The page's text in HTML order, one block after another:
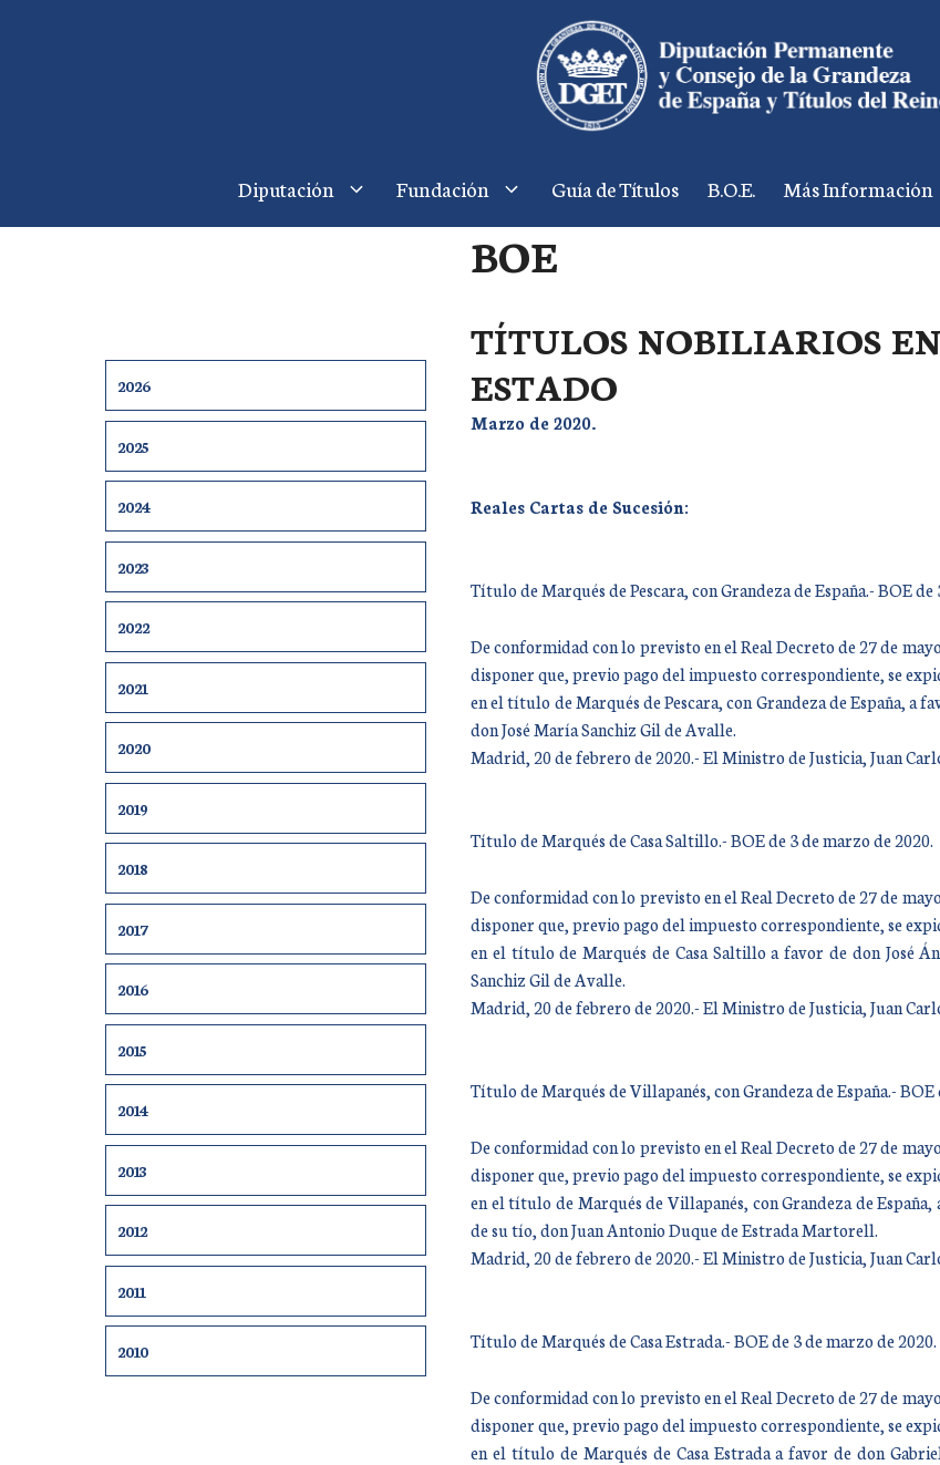
Diputación Fundación Guía de Títulos B.O.E. Más Información
BOE
TÍTULOS NOBILIARIOS
ESTADO
Marzo de 2020.
Reales Cartas de Sucesión:
Título de Marqués de Pescara, con Grandeza de España.- BOE de
De conformidad con lo previsto en el Real Decreto de 27 de
disponer que, previo pago del impuesto correspondiente, se
en el título de Marqués de Pescara, con Grandeza de España,
don José María Sanchiz Gil de Avalle.
Madrid, 20 de febrero de 2020.- El Ministro de Justicia, Juan
Título de Marqués de Casa Saltillo.- BOE de 3 de marzo de 2020.
De conformidad con lo previsto en el Real Decreto de 27 de
disponer que, previo pago del impuesto correspondiente, se
en el título de Marqués de Casa Saltillo a favor de don José
Sanchiz Gil de Avalle.
Madrid, 20 de febrero de 2020.- El Ministro de Justicia, Juan
Título de Marqués de Villapanés, con Grandeza de España.- BOE
De conformidad con lo previsto en el Real Decreto de 27 de
disponer que, previo pago del impuesto correspondiente, se
en el título de Marqués de Villapanés, con Grandeza de
de su tío, don Juan Antonio Duque de Estrada Martorell.
Madrid, 20 de febrero de 2020.- El Ministro de Justicia, Juan
Título de Marqués de Casa Estrada.- BOE de 3 de marzo de 2020.
De conformidad con lo previsto en el Real Decreto de 27 de
disponer que, previo pago del impuesto correspondiente, se
en el título de Marqués de Casa Estrada a favor de don
2026
2025
2024
2023
2022
2021
2020
2019
2018
2017
2016
2015
2014
2013
2012
2011
2010